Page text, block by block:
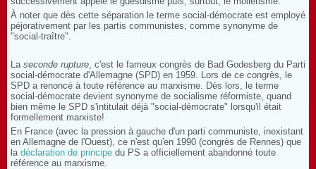
À noter que dès cette séparation le terme social-démocrate est employé
péjorativement par les partis communistes, comme synonyme de
"social-traître".
La seconde rupture, c'est le fameux congrès de Bad Godesberg du Parti
social-démocrate d'Allemagne (SPD) en 1959. Lors de ce congrès, le
SPD a renoncé à toute référence au marxisme. Dès lors, le terme
social-démocrate devient synonyme de socialisme réformiste, quand
bien même le SPD s'intitulait déjà "social-démocrate" lorsqu'il était
formellement marxiste!
En France (avec la pression à gauche d'un parti communiste, inexistant
en Allemagne de l'Ouest), ce n'est qu'en 1990 (congrès de Rennes) que
la déclaration de principe du PS a officiellement abandonné toute
référence au marxisme.